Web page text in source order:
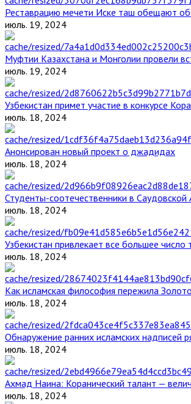
Реставрацию мечети Иске таш обещают
июль. 19, 2024
Муфтии Казахстана и Монголии провели
июль. 19, 2024
Узбекистан примет участие в конкурсе
июль. 18, 2024
Анонсирован новый проект о джадидах
июль. 18, 2024
Студенты-соотечественники в
июль. 18, 2024
Узбекистан привлекает все большее число
июль. 18, 2024
Как исламская философия пережила
июль. 18, 2024
Обнаружение ранних исламских надписей
июль. 18, 2024
Ахмад Наина: Коранический талант —
июль. 18, 2024